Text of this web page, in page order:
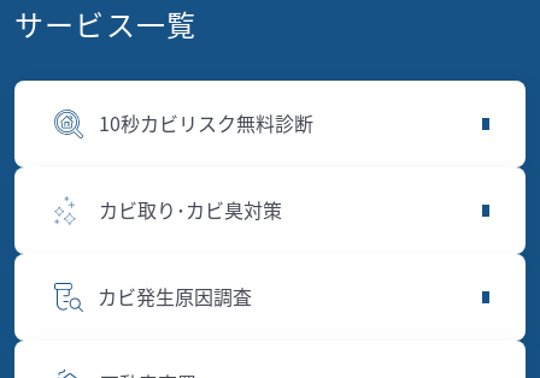
サービス一覧
10秒カビリスク無料診断
カビ取り･カビ臭対策
カビ発生原因調査